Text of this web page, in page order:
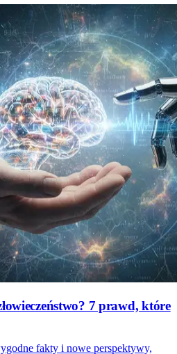
7 prawd, które
fakty i nowe perspektywy,